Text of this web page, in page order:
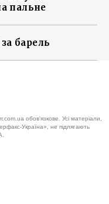
пальне
барель
обов'язкове. Усі матеріали,
Україна», не підлягають